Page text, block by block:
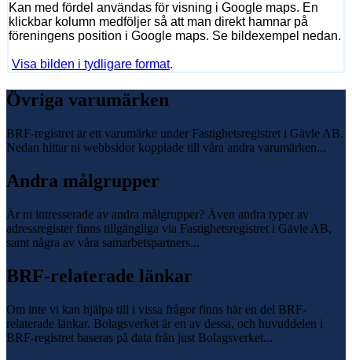
Kan med fördel användas för visning i Google maps. En
klickbar kolumn medföljer så att man direkt hamnar på
föreningens position i Google maps. Se bildexempel nedan.
Visa bilden i tydligare format.
Övriga varumärken
BRF-registret är ett varumärke under Fastighetsregistret i Gävle AB.
Nedan hittar ni webbsidor kopplade till våra andra varumärken...
Andra målgrupper
Är ni intresserade av andra målgrupper? Även andra typer av
adressregister finns tillgängliga via Fastighetsregistret i Gävle AB,
samt några av våra samarbetspartners...
BRF-relaterade länkar
Om inte vi kan hjälpa till i vissa frågor finns här en del BRF-
relaterade länkar. Bolagsverket är en av dessa, och huvuddelen i
BRF-registret baseras på data från just Bolagsverket...